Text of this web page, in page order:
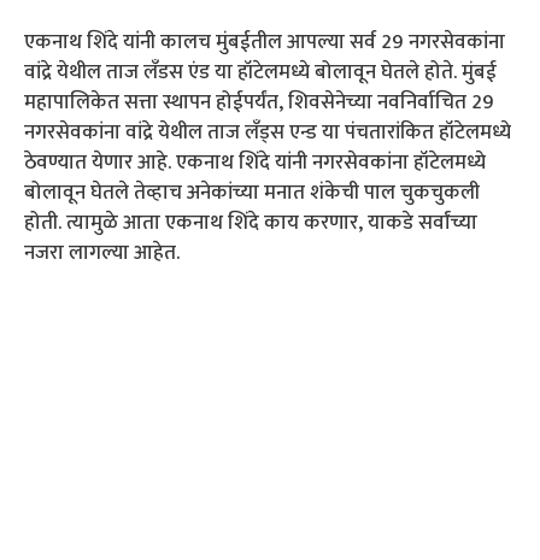
एकनाथ शिंदे यांनी कालच मुंबईतील आपल्या सर्व 29 नगरसेवकांना
वांद्रे येथील ताज लँडस एंड या हॉटेलमध्ये बोलावून घेतले होते. मुंबई
महापालिकेत सत्ता स्थापन होईपर्यंत, शिवसेनेच्या नवनिर्वाचित 29
नगरसेवकांना वांद्रे येथील ताज लँड्स एन्ड या पंचतारांकित हॉटेलमध्ये
ठेवण्यात येणार आहे. एकनाथ शिंदे यांनी नगरसेवकांना हॉटेलमध्ये
बोलावून घेतले तेव्हाच अनेकांच्या मनात शंकेची पाल चुकचुकली
होती. त्यामुळे आता एकनाथ शिंदे काय करणार, याकडे सर्वांच्या
नजरा लागल्या आहेत.